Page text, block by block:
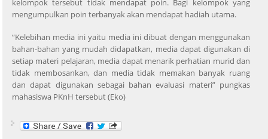
kelompok tersebut tidak mendapat poin. Bagi kelompok yang
mengumpulkan poin terbanyak akan mendapat hadiah utama.
“Kelebihan media ini yaitu media ini dibuat dengan menggunakan
bahan-bahan yang mudah didapatkan, media dapat digunakan di
setiap materi pelajaran, media dapat menarik perhatian murid dan
tidak membosankan, dan media tidak memakan banyak ruang
dan dapat digunakan sebagai bahan evaluasi materi” pungkas
mahasiswa PKnH tersebut (Eko)